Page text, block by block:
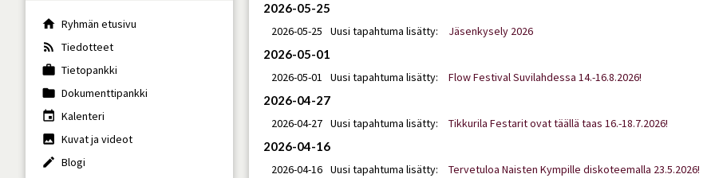
2026-05-25
2026-05-25
Uusi tapahtuma lisätty:
Jäsenkysely 2026
2026-05-01
2026-05-01
Uusi tapahtuma lisätty:
Flow Festival Suvilahdessa 14.-16.8.2026!
2026-04-27
2026-04-27 Uusi tapahtuma lisätty:
Tikkurila Festarit ovat täällä taas 16.-18.7.2026!
2026-04-16
2026-04-16 Uusi tapahtuma lisätty:
Tervetuloa Naisten Kympille diskoteemalla 23.5.2026!
home Ryhmän etusivu
rss_feed Tiedotteet
work Tietopankki
folder Dokumenttipankki
insert_invitation Kalenteri
photo Kuvat ja videot
create Blogi